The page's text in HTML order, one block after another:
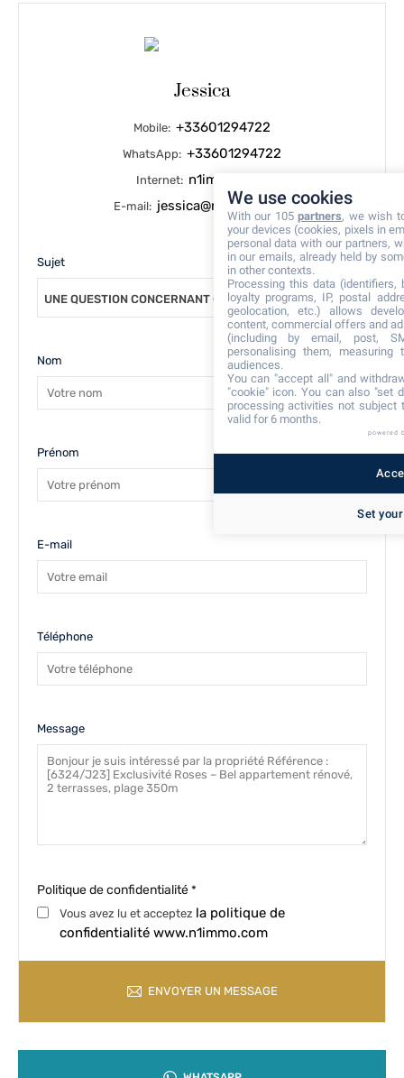
Jessica
Mobile: +33601294722
WhatsApp: +33601294722
Internet: n1immo.com
E-mail: jessica@n1immo.com
Sujet
UNE QUESTION CONCERNANT CE BIEN
Nom
Prénom
E-mail
Téléphone
Message
Politique de confidentialité *
Vous avez lu et acceptez la politique de
confidentialité www.n1immo.com
ENVOYER UN MESSAGE
We use cookies
With our 105partners, we wish
your devices (cookies, pixels in
personal data with our partners,
in our emails, already held by
in other contexts.
Processing this data (identifiers,
loyalty programs, IP, postal
geolocation, etc.) allows
content, commercial offers and
(including by email, post,
personalising them, measuring
audiences.
You can "accept all" and
"cookie" icon. You can also "set
processing activities not subject
valid for 6 months.
powered
Set